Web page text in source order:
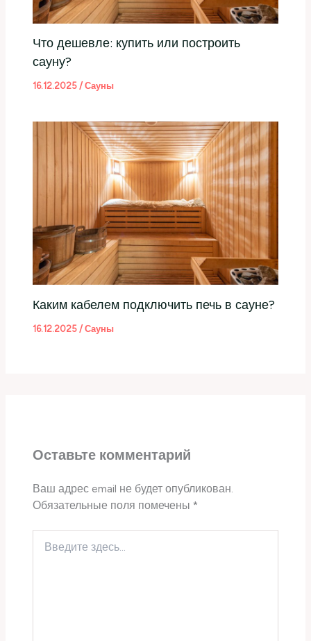
Что дешевле: купить или построить
сауну?
16.12.2025/Сауны
Каким кабелем подключить печь в сауне?
16.12.2025 /Сауны
Оставьте комментарий
Ваш адрес email не будет опубликован.
Обязательные поля помечены*
здесь...